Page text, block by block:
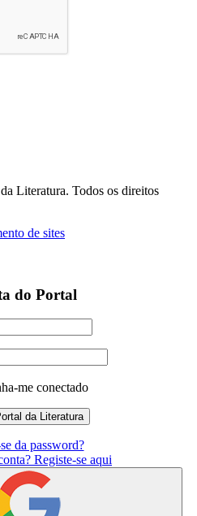
Literatura. Todos os direitos
do Portal
me conectado
da password?
Registe-se aqui